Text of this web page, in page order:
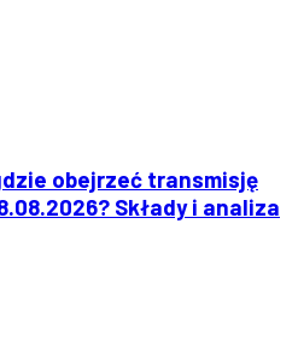
obejrzeć transmisję
Składy i analiza